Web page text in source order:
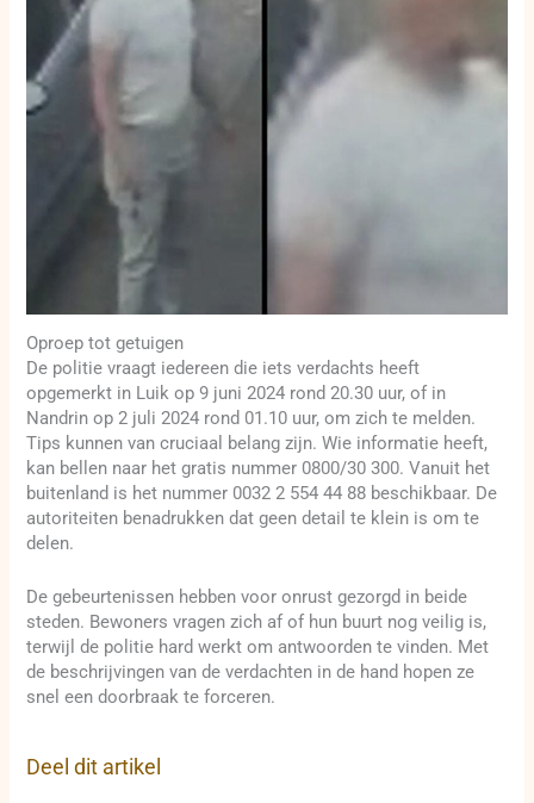
Oproep tot getuigen
De politie vraagt iedereen die iets verdachts heeft
opgemerkt in Luik op 9 juni 2024 rond 20.30 uur, of in
Nandrin op 2 juli 2024 rond 01.10 uur, om zich te melden.
Tips kunnen van cruciaal belang zijn. Wie informatie heeft,
kan bellen naar het gratis nummer 0800/30 300. Vanuit het
buitenland is het nummer 0032 2 554 44 88 beschikbaar. De
autoriteiten benadrukken dat geen detail te klein is om te
delen.
De gebeurtenissen hebben voor onrust gezorgd in beide
steden. Bewoners vragen zich af of hun buurt nog veilig is,
terwijl de politie hard werkt om antwoorden te vinden. Met
de beschrijvingen van de verdachten in de hand hopen ze
snel een doorbraak te forceren.
Deel dit artikel